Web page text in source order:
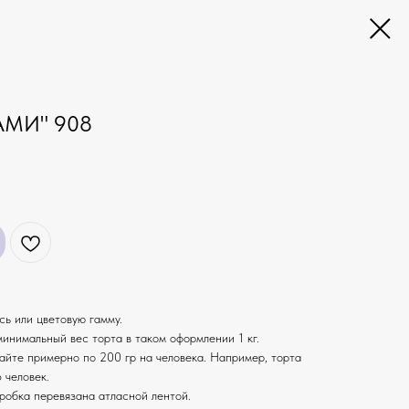
908
или цветовую гамму.
вес торта в таком оформлении 1 кг.
примерно по 200 гр на человека. Например, торта
перевязана атласной лентой.